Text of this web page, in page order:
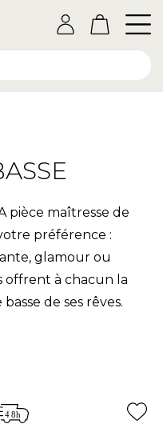
pièce maîtresse de
préférence :
glamour ou
offrent à chacun la
de ses rêves.